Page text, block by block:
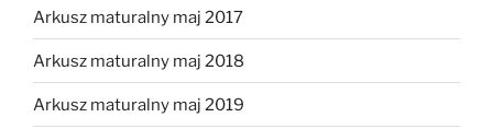
Arkusz maturalny maj 2017
Arkusz maturalny maj 2018
Arkusz maturalny maj 2019